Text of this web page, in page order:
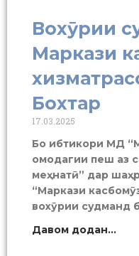
Вохӯрии
Маркази
Бохтар
17.03.2025
Бо ибтикори МД
омодагии пеш аз
меҳнатӣ” дар
“Маркази
вохӯрии судманд
Давом додан...